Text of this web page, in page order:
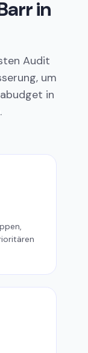
in
Audit
um
in